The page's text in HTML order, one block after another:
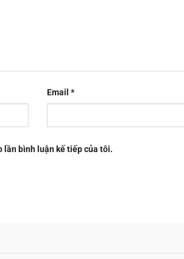
Email *
lần bình luận kế tiếp của tôi.